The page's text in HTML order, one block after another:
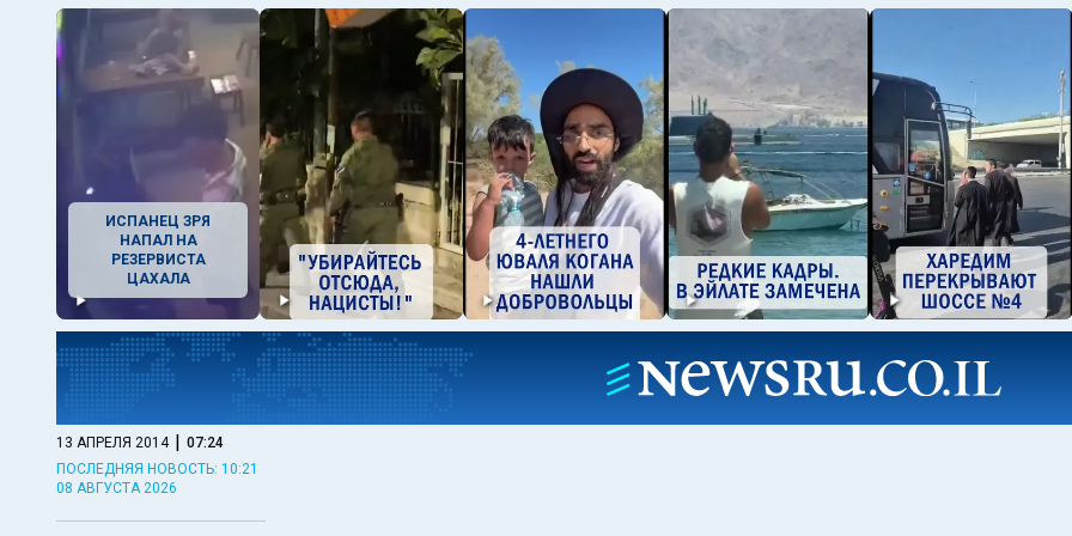
ИСПАНЕЦ ЗРЯ
НАПАЛ НА
РЕЗЕРВИСТА
ЦАХАЛА
13 АПРЕЛЯ 2014 | 07:24
ПОСЛЕДНЯЯ НОВОСТЬ: 10:21
08 АВГУСТА 2026